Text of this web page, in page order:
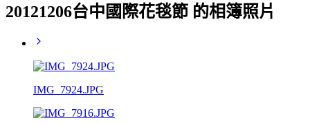
20121206台中國際花毯節 的相簿照片
IMG_7924.JPG